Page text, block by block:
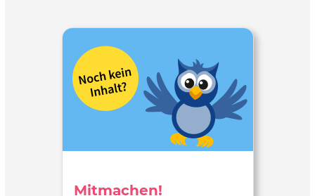
Mitmachen!